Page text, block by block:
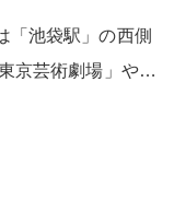
「池袋駅」の西側
京芸術劇場」や…